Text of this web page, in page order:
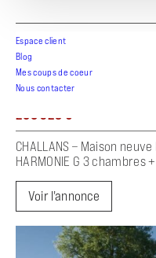
Espace client
Blog
Mes coups de coeur
Nous contacter
Au calme !
206 328 €
CHALLANS – Maison
HARMONIE G 3 chambres
Voir l'annonce